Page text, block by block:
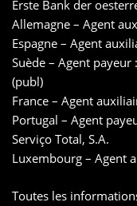
Erste Bank der
Allemagne – Agent
Espagne – Agent
Suède – Agent payeur
(publ)
France – Agent
Portugal – Agent
Serviço Total, S.A.
Luxembourg – Agent
Toutes les